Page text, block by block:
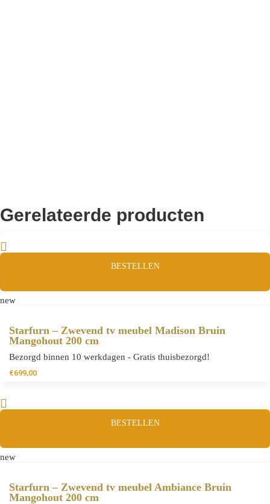
Gerelateerde producten
BESTELLEN
new
Starfurn – Zwevend tv meubel Madison Bruin
Mangohout 200 cm
Bezorgd binnen 10 werkdagen - Gratis thuisbezorgd!
€699,00
BESTELLEN
new
Starfurn – Zwevend tv meubel Ambiance Bruin
Mangohout 200 cm